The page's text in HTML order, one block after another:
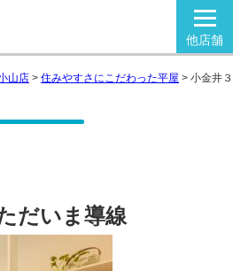
他店舗
山店 > 住みやすさにこだわった平屋 > 小金井３
だいま導線